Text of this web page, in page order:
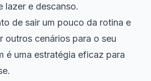
lazer e descanso.
de sair um pouco da rotina e
outros cenários para o seu
é uma estratégia eficaz para